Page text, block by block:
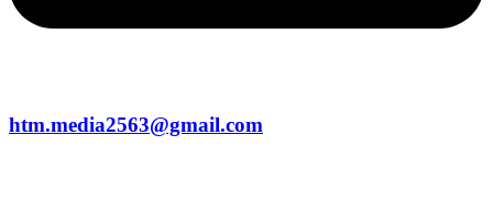
htm.media2563@gmail.com